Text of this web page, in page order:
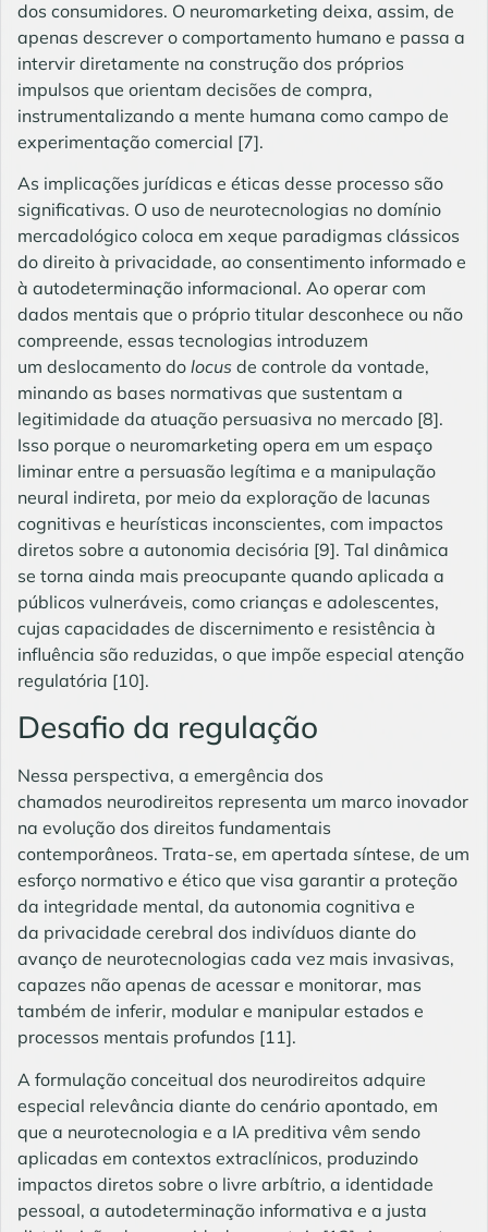
dos consumidores. O neuromarketing deixa, assim, de
apenas descrever o comportamento humano e passa a
intervir diretamente na construção dos próprios
impulsos que orientam decisões de compra,
instrumentalizando a mente humana como campo de
experimentação comercial [7].
As implicações jurídicas e éticas desse processo são
significativas. O uso de neurotecnologias no domínio
mercadológico coloca em xeque paradigmas clássicos
do direito à privacidade, ao consentimento informado e
à autodeterminação informacional. Ao operar com
dados mentais que o próprio titular desconhece ou não
compreende, essas tecnologias introduzem
um deslocamento do locus de controle da vontade,
minando as bases normativas que sustentam a
legitimidade da atuação persuasiva no mercado [8].
Isso porque o neuromarketing opera em um espaço
liminar entre a persuasão legítima e a manipulação
neural indireta, por meio da exploração de lacunas
cognitivas e heurísticas inconscientes, com impactos
diretos sobre a autonomia decisória [9]. Tal dinâmica
se torna ainda mais preocupante quando aplicada a
públicos vulneráveis, como crianças e adolescentes,
cujas capacidades de discernimento e resistência à
influência são reduzidas, o que impõe especial atenção
regulatória [10].
Desafio da regulação
Nessa perspectiva, a emergência dos
chamados neurodireitos representa um marco inovador
na evolução dos direitos fundamentais
contemporâneos. Trata-se, em apertada síntese, de um
esforço normativo e ético que visa garantir a proteção
da integridade mental, da autonomia cognitiva e
da privacidade cerebral dos indivíduos diante do
avanço de neurotecnologias cada vez mais invasivas,
capazes não apenas de acessar e monitorar, mas
também de inferir, modular e manipular estados e
processos mentais profundos [11].
A formulação conceitual dos neurodireitos adquire
especial relevância diante do cenário apontado, em
que a neurotecnologia e a IA preditiva vêm sendo
aplicadas em contextos extraclínicos, produzindo
impactos diretos sobre o livre arbítrio, a identidade
pessoal, a autodeterminação informativa e a justa